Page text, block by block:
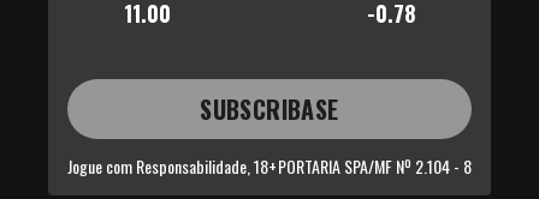
11.00 -0.78
SUBSCRIBASE
Jogue com Responsabilidade, 18+PORTARIA SPA/MF Nº 2.104 - 8